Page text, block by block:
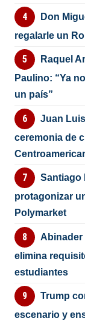
Don
regalarle un
Raquel
Paulino: “Ya
un país”
Juan
ceremonia de
Santiago
protagonizar
Polymarket
Abinader
elimina
estudiantes
Trump
escenario y